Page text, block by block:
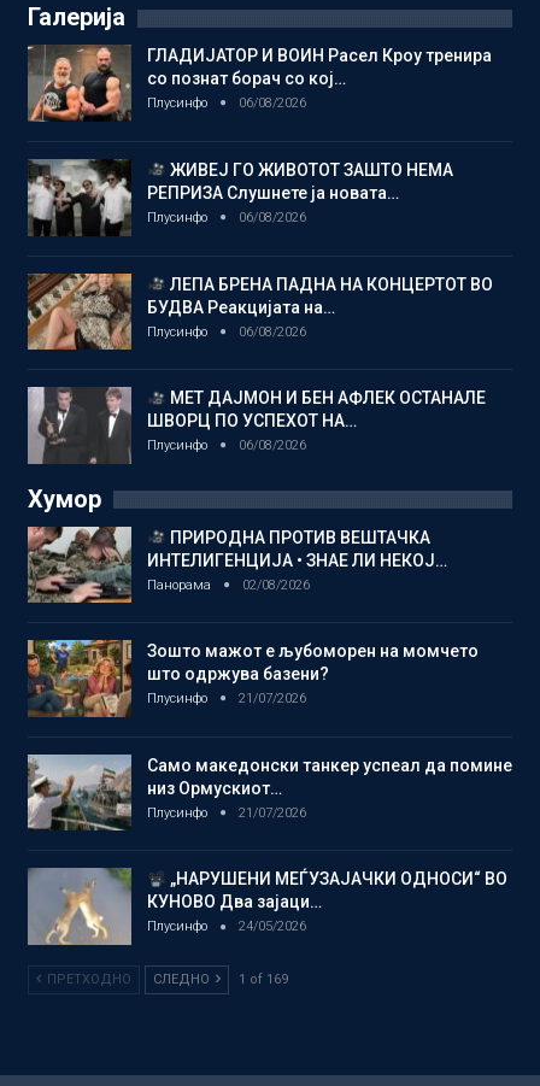
Галерија
ГЛАДИЈАТОР И ВОИН Расел Кроу тренира
со познат борач со кој…
Плусинфо 06/08/2026
ЖИВЕЈ ГО ЖИВОТОТ ЗАШТО НЕМА
РЕПРИЗА Слушнете ја новата…
Плусинфо 06/08/2026
ЛЕПА БРЕНА ПАДНА НА КОНЦЕРТОТ ВО
БУДВА Реакцијата на…
Плусинфо 06/08/2026
МЕТ ДАЈМОН И БЕН АФЛЕК ОСТАНАЛЕ
ШВОРЦ ПО УСПЕХОТ НА…
Плусинфо 06/08/2026
Хумор
ПРИРОДНА ПРОТИВ ВЕШТАЧКА
ИНТЕЛИГЕНЦИЈА • ЗНАЕ ЛИ НЕКОЈ…
Панорама 02/08/2026
Зошто мажот е љубоморен на момчето
што одржува базени?
Плусинфо 21/07/2026
Само македонски танкер успеал да помине
низ Ормускиот…
Плусинфо 21/07/2026
„НАРУШЕНИ МЕЃУЗАЈАЧКИ ОДНОСИ“ ВО
КУНОВО Два зајаци…
Плусинфо 24/05/2026
ПРЕТХОДНО СЛЕДНО 1 of 169